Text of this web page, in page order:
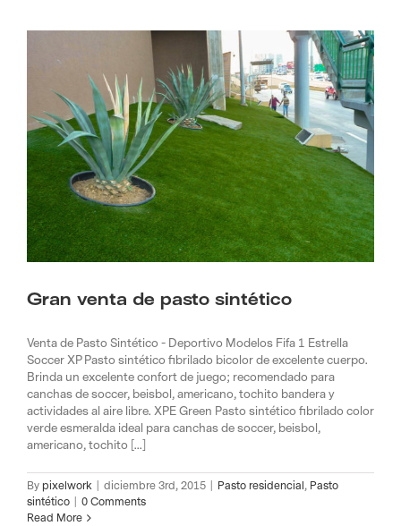
Gran venta de pasto sintético
Venta de Pasto Sintético - Deportivo Modelos Fifa 1 Estrella
Soccer XP Pasto sintético fibrilado bicolor de excelente cuerpo.
Brinda un excelente confort de juego; recomendado para
canchas de soccer, beisbol, americano, tochito bandera y
actividades al aire libre. XPE Green Pasto sintético fibrilado color
verde esmeralda ideal para canchas de soccer, beisbol,
americano, tochito [...]
By pixelwork | diciembre 3rd, 2015 | Pasto residencial, Pasto
sintético | 0 Comments
Read More